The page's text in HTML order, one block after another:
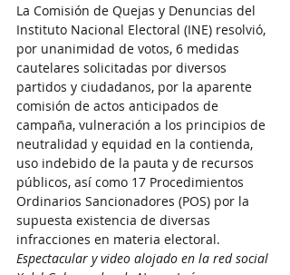
La Comisión de Quejas y Denuncias del
Instituto Nacional Electoral (INE) resolvió,
por unanimidad de votos, 6 medidas
cautelares solicitadas por diversos
partidos y ciudadanos, por la aparente
comisión de actos anticipados de
campaña, vulneración a los principios de
neutralidad y equidad en la contienda,
uso indebido de la pauta y de recursos
públicos, así como 17 Procedimientos
Ordinarios Sancionadores (POS) por la
supuesta existencia de diversas
infracciones en materia electoral.
Espectacular y video alojado en la red social